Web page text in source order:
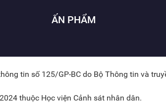
ẤN PHẨM
tin số 125/GP-BC do Bộ Thông tin và
thuộc Học viện Cảnh sát nhân dân.